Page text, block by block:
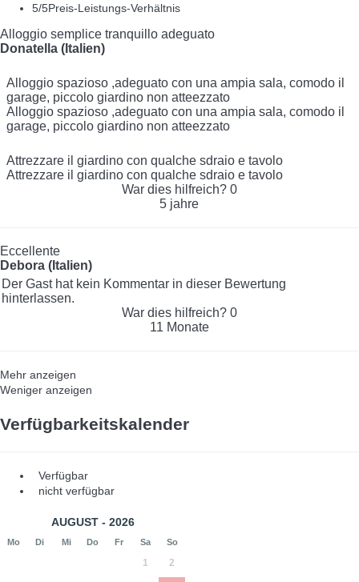
5/5Preis-Leistungs-Verhältnis
Alloggio semplice tranquillo adeguato
Donatella (Italien)
Alloggio spazioso ,adeguato con una ampia sala, comodo il
garage, piccolo giardino non atteezzato
Alloggio spazioso ,adeguato con una ampia sala, comodo il
garage, piccolo giardino non atteezzato
Attrezzare il giardino con qualche sdraio e tavolo
Attrezzare il giardino con qualche sdraio e tavolo
War dies hilfreich? 0
5 jahre
Eccellente
Debora (Italien)
Der Gast hat kein Kommentar in dieser Bewertung
hinterlassen.
War dies hilfreich? 0
11 Monate
Mehr anzeigen
Weniger anzeigen
Verfügbarkeitskalender
Verfügbar
nicht verfügbar
AUGUST - 2026
Mo Di Mi Do Fr Sa So
1 2